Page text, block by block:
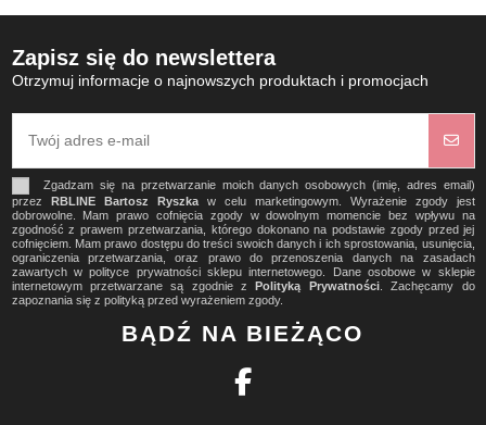
Zapisz się do newslettera
Otrzymuj informacje o najnowszych produktach i promocjach
Zgadzam się na przetwarzanie moich danych osobowych (imię, adres email)
przez
RBLINE Bartosz Ryszkaw celu marketingowym. Wyrażenie zgody jest
dobrowolne. Mam prawo cofnięcia zgody w dowolnym momencie bez wpływu na
zgodność z prawem przetwarzania, którego dokonano na podstawie zgody przed jej
cofnięciem. Mam prawo dostępu do treści swoich danych i ich sprostowania, usunięcia,
ograniczenia przetwarzania, oraz prawo do przenoszenia danych na zasadach
zawartych w polityce prywatności sklepu internetowego. Dane osobowe w sklepie
internetowym przetwarzane są zgodnie z
Polityką Prywatności. Zachęcamy do
zapoznania się z polityką przed wyrażeniem zgody.
BĄDŹ NA BIEŻĄCO